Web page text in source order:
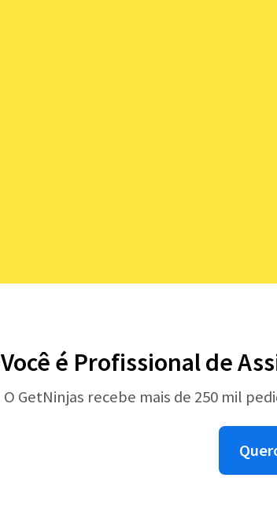
Você é Profissional de
O GetNinjas recebe mais de 250 mil